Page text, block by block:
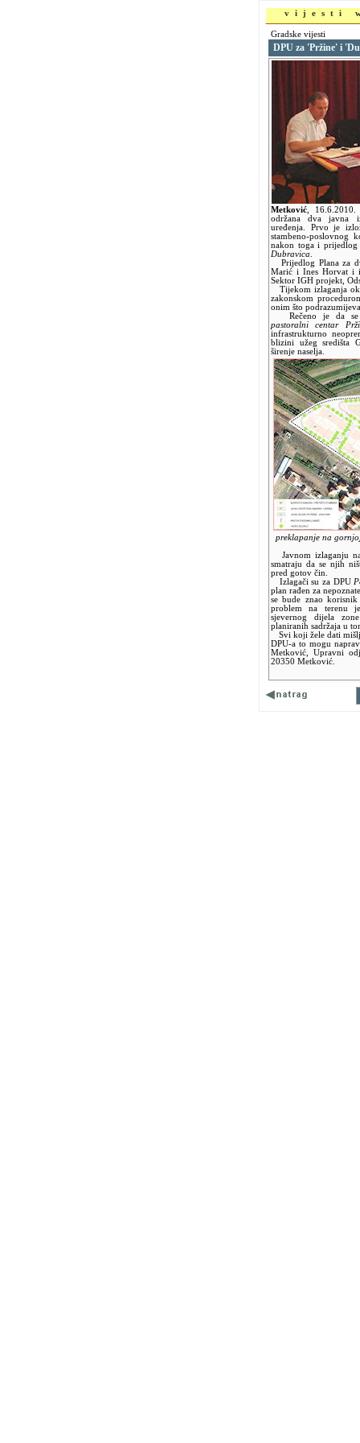
vijesti
Gradske vijesti
DPU za 'Pržine' i
Metković
održana dva javna
uređenja. Prvo je
stambeno-poslovnog
nakon toga i prijedlog
Dubravica
Prijedlog Plana za
Marić i Ines Horvat i
Sektor IGH projekt,
Tijekom izlaganja
zakonskom
onim što
Rečeno je da se
pastoralni centar
infrastrukturno
blizini užeg središta
širenje naselja.
preklapanje na
Javnom izlaganju
smatraju da se njih
pred gotov čin.
Izlagači su za DPU
plan rađen za
se bude znao
problem na terenu
sjevernog dijela
planiranih sadržaja u
Svi koji žele dati
DPU-a to mogu
Metković, Upravni
20350 Metković.